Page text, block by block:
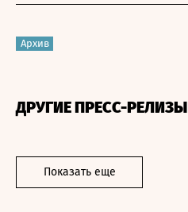
Архив
ДРУГИЕ ПРЕСС-РЕЛИЗЫ
Показать еще